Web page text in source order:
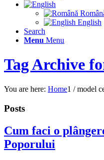
English
Search
Menu Menu
Tag Archive
You are here: Home1 / model
Posts
Cum faci o
Poporului